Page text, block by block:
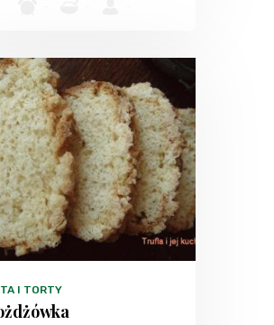
I TORTY